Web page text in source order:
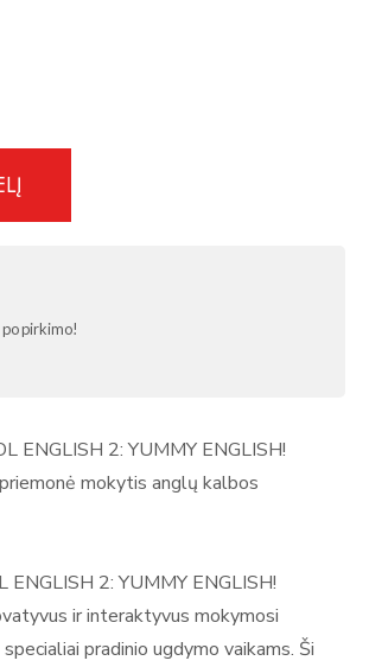
po pirkimo!
ENGLISH 2: YUMMY ENGLISH!
mokytis anglų kalbos
ENGLISH 2: YUMMY ENGLISH!
ir interaktyvus mokymosi
pradinio ugdymo vaikams. Ši